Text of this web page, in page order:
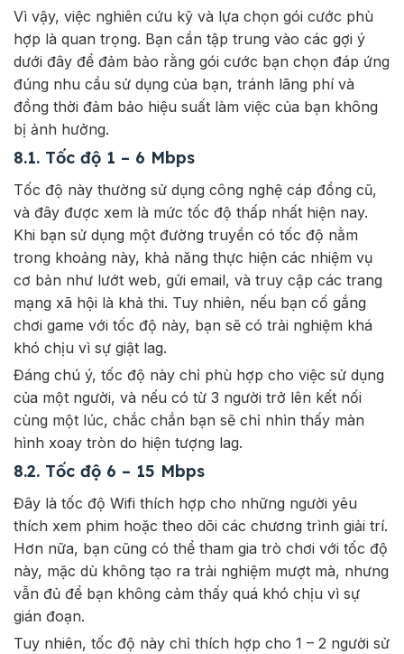
Vì vậy, việc nghiên cứu kỹ và lựa chọn gói cước phù
hợp là quan trọng. Bạn cần tập trung vào các gợi ý
dưới đây để đảm bảo rằng gói cước bạn chọn đáp ứng
đúng nhu cầu sử dụng của bạn, tránh lãng phí và
đồng thời đảm bảo hiệu suất làm việc của bạn không
bị ảnh hưởng.
8.1. Tốc độ 1 – 6 Mbps
Tốc độ này thường sử dụng công nghệ cáp đồng cũ,
và đây được xem là mức tốc độ thấp nhất hiện nay.
Khi bạn sử dụng một đường truyền có tốc độ nằm
trong khoảng này, khả năng thực hiện các nhiệm vụ
cơ bản như lướt web, gửi email, và truy cập các trang
mạng xã hội là khả thi. Tuy nhiên, nếu bạn cố gắng
chơi game với tốc độ này, bạn sẽ có trải nghiệm khá
khó chịu vì sự giật lag.
Đáng chú ý, tốc độ này chỉ phù hợp cho việc sử dụng
của một người, và nếu có từ 3 người trở lên kết nối
cùng một lúc, chắc chắn bạn sẽ chỉ nhìn thấy màn
hình xoay tròn do hiện tượng lag.
8.2. Tốc độ 6 – 15 Mbps
Đây là tốc độ Wifi thích hợp cho những người yêu
thích xem phim hoặc theo dõi các chương trình giải trí.
Hơn nữa, bạn cũng có thể tham gia trò chơi với tốc độ
này, mặc dù không tạo ra trải nghiệm mượt mà, nhưng
vẫn đủ để bạn không cảm thấy quá khó chịu vì sự
gián đoạn.
Tuy nhiên, tốc độ này chỉ thích hợp cho 1 – 2 người sử